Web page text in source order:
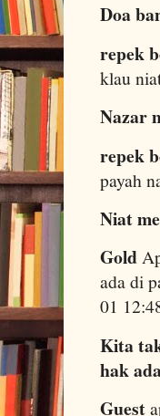
Doa
repek
klau
Nazar
repek
payah
Niat
Gold
ada di
01
Kita
hak
Guest